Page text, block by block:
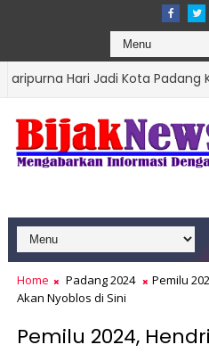
Jadi Kota Padang Ke-357
Home Padang 2024
Pemilu
Akan Nyoblos di Sini
Pemilu 2024,